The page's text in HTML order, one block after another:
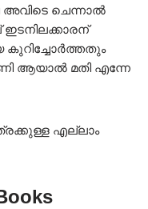
ചെന്നാൽ
കുറിച്ചോർത്തതും
ആയാൽ മതി എന്നേ
എല്ലാം